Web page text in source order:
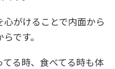
がけることで内面から
です。
る時、食べてる時も体